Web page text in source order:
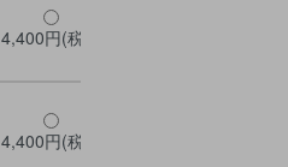
4,400円(税込)
4,400円(税込)